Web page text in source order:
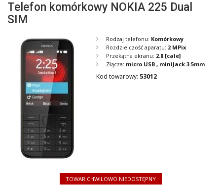
Telefon komórkowy NOKIA 225 Dual
SIM
Rodzaj telefonu: Komórkowy
Rozdzielczość aparatu: 2 MPix
Przekątna ekranu: 2.8 [cale]
Złącza: micro USB , miniJack 3.5mm
Kod towarowy: 53012
TOWAR CHWILOWO NIEDOSTĘPNY